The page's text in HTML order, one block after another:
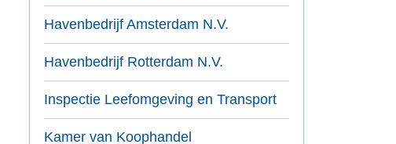
Havenbedrijf Amsterdam N.V.
Havenbedrijf Rotterdam N.V.
Inspectie Leefomgeving en Transport
Kamer van Koophandel